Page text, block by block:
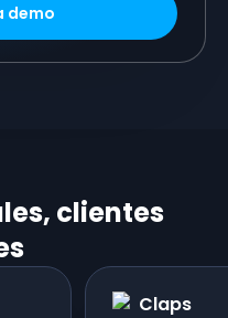
demo
clientes
Claps